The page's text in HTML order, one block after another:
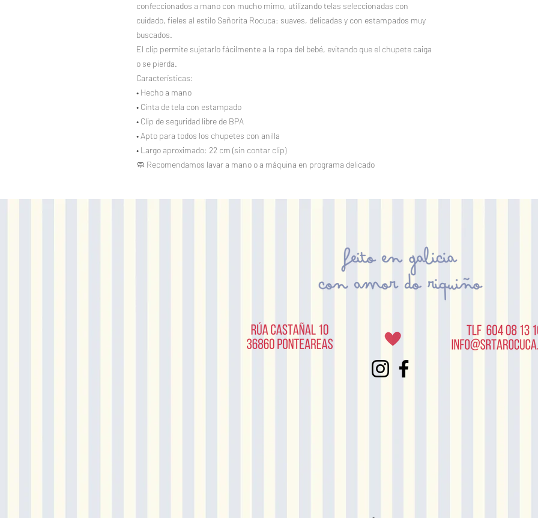
confeccionados a mano con mucho mimo, utilizando telas seleccionadas con
cuidado, fieles al estilo Señorita Rocuca: suaves, delicadas y con estampados muy
buscados.
El clip permite sujetarlo fácilmente a la ropa del bebé, evitando que el chupete caiga
o se pierda.
Características:
• Hecho a mano
• Cinta de tela con estampado
• Clip de seguridad libre de BPA
• Apto para todos los chupetes con anilla
• Largo aproximado: 22 cm (sin contar clip)
🧼 Recomendamos lavar a mano o a máquina en programa delicado